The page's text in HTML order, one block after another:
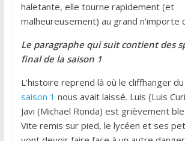
haletante, elle tourne rapidement (et
malheureusement) au grand n’importe
Le paragraphe qui suit contient des
final de la saison 1
L’histoire reprend là où le cliffhanger du
saison 1 nous avait laissé. Luis (Luis
Javi (Michael Ronda) est grièvement
Vite remis sur pied, le lycéen et ses